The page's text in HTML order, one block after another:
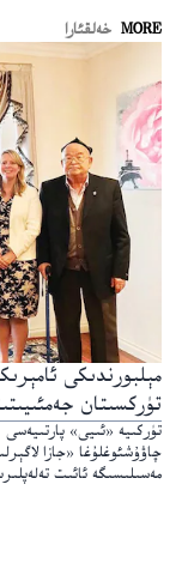
MORE خەلقئارا
مېلبورندىكى
تۈركسىتان
تۈركىيە «ئىيى» پارتىيەسى
چاۋۇشئوغلۇغا «جازا
مەسىلىسىگە ئائىت